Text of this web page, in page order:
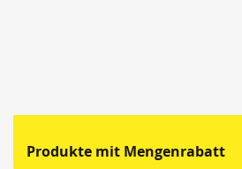
Produkte mit Mengenrabatt